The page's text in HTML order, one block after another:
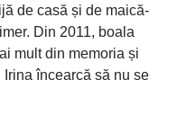
de casă și de maică-
Din 2011, boala
mult din memoria și
încearcă să nu se